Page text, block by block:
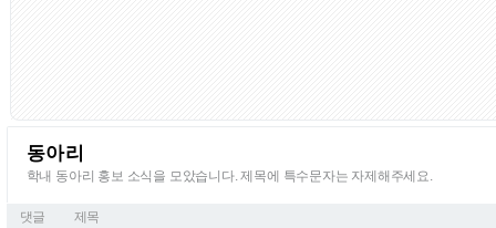
동아리
학내 동아리 홍보 소식을 모았습니다. 제목에 특수문자는 자제해주세요.
댓글 제목